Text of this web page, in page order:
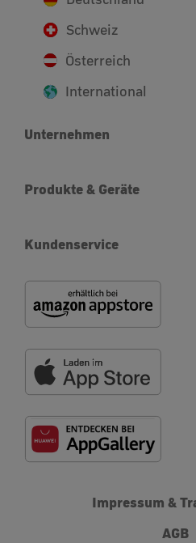
Schweiz
Österreich
International
Unternehmen
Produkte & Geräte
Kundenservice
Impressum &
AGB